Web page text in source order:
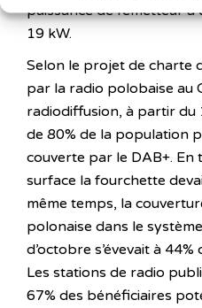
puissance de l’émetteur
19 kW.
Selon le projet de charte
par la radio polobaise au
radiodiffusion, à partir
de 80% de la population
couverte par le DAB+. En
surface la fourchette
même temps, la
polonaise dans le
d’octobre s’évevait à
Les stations de radio
67% des bénéficiaires